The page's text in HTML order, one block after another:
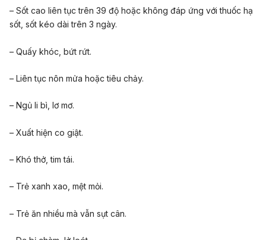
– Sốt cao liên tục trên 39 độ hoặc không đáp ứng với thuốc hạ
sốt, sốt kéo dài trên 3 ngày.
– Quấy khóc, bứt rứt.
– Liên tục nôn mửa hoặc tiêu chảy.
– Ngủ li bì, lơ mơ.
– Xuất hiện co giật.
– Khó thở, tim tái.
– Trẻ xanh xao, mệt mỏi.
– Trẻ ăn nhiều mà vẫn sụt cân.